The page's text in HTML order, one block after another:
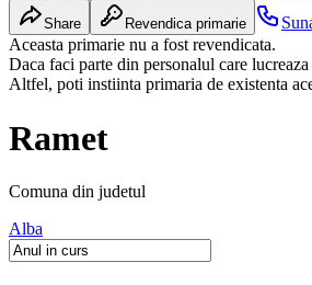
Share Revendica primarie
Aceasta primarie nu a fost revendicata.
Daca faci parte din personalul care
Altfel, poti instiinta primaria de existenta
Ramet
Comuna din judetul
Alba